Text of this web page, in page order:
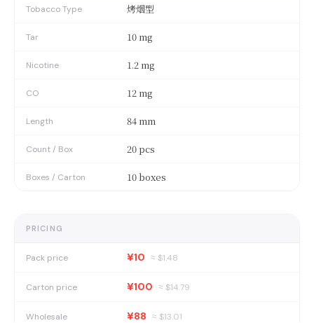
Tobacco Type 烤烟型
Tar 10 mg
Nicotine 1.2 mg
CO 12 mg
Length 84 mm
Count / Box 20 pcs
Boxes / Carton 10 boxes
PRICING
Pack price ¥10 ≈ $1.48
Carton price ¥100 ≈ $14.79
Wholesale ¥88 ≈ $13.01